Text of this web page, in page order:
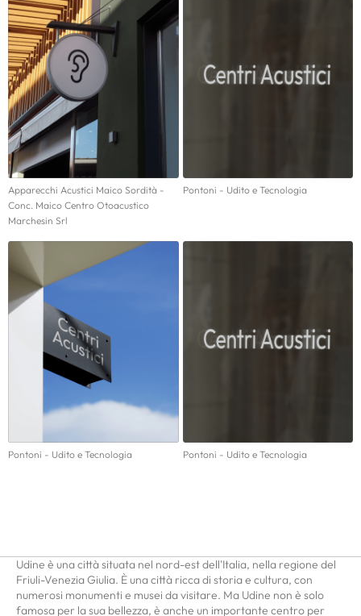
Apparecchi Acustici Maico Sordità -
Conc. Maico Centro Otoacustico
Marchesin Srl
Pontoni - Udito e Tecnologia
Pontoni - Udito e Tecnologia Pontoni - Udito e Tecnologia
Udine è una città situata nel nord-est dell'Italia, nella regione del
Friuli-Venezia Giulia. È una città ricca di storia e cultura, con
numerosi monumenti e musei da visitare. Ma Udine non è solo
famosa per la sua bellezza, è anche un importante centro per